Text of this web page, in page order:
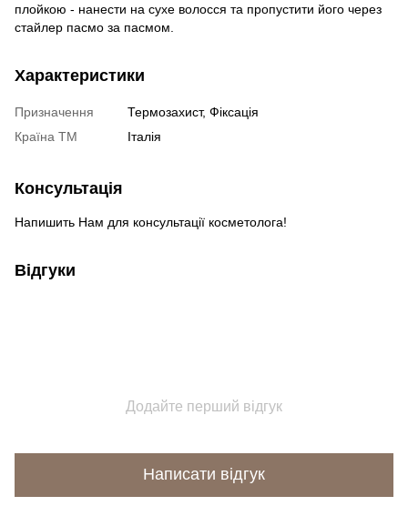
плойкою - нанести на сухе волосся та пропустити його через
стайлер пасмо за пасмом.
Характеристики
Призначення
Термозахист, Фіксація
Країна ТМ
Італія
Консультація
Напишить Нам для консультації косметолога!
Відгуки
Додайте перший відгук
Написати відгук